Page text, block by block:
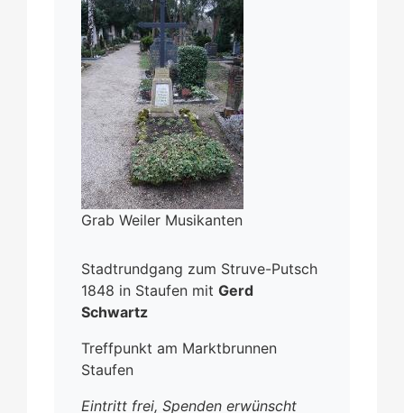
Grab Weiler Musikanten
Stadtrundgang zum Struve-Putsch
1848 in Staufen mit Gerd
Schwartz
Treffpunkt am Marktbrunnen
Staufen
Eintritt frei, Spenden erwünscht